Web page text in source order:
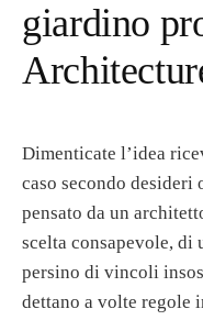
giardino
Dimenticate l’idea
caso secondo desideri
pensato da un
scelta consapevole, di
persino di vincoli
dettano a volte regole